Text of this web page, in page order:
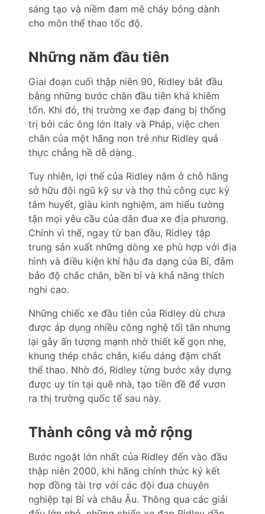
sáng tạo và niềm đam mê cháy bỏng dành
cho môn thể thao tốc độ.
Những năm đầu tiên
Giai đoạn cuối thập niên 90, Ridley bắt đầu
bằng những bước chân đầu tiên khá khiêm
tốn. Khi đó, thị trường xe đạp đang bị thống
trị bởi các ông lớn Italy và Pháp, việc chen
chân của một hãng non trẻ như Ridley quả
thực chẳng hề dễ dàng.
Tuy nhiên, lợi thế của Ridley nằm ở chỗ hãng
sở hữu đội ngũ kỹ sư và thợ thủ công cực kỳ
tâm huyết, giàu kinh nghiệm, am hiểu tường
tận mọi yêu cầu của dân đua xe địa phương.
Chính vì thế, ngay từ ban đầu, Ridley tập
trung sản xuất những dòng xe phù hợp với địa
hình và điều kiện khí hậu đa dạng của Bỉ, đảm
bảo độ chắc chắn, bền bỉ và khả năng thích
nghi cao.
Những chiếc xe đầu tiên của Ridley dù chưa
được áp dụng nhiều công nghệ tối tân nhưng
lại gây ấn tượng mạnh nhờ thiết kế gọn nhẹ,
khung thép chắc chắn, kiểu dáng đậm chất
thể thao. Nhờ đó, Ridley từng bước xây dựng
được uy tín tại quê nhà, tạo tiền đề để vươn
ra thị trường quốc tế sau này.
Thành công và mở rộng
Bước ngoặt lớn nhất của Ridley đến vào đầu
thập niên 2000, khi hãng chính thức ký kết
hợp đồng tài trợ với các đội đua chuyên
nghiệp tại Bỉ và châu Âu. Thông qua các giải